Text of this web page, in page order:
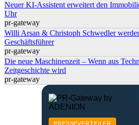
Neuer KI-Assistent erweitert den
Uhr
pr-gateway
Willi Arsan & Christoph Schwedler
Geschäftsführer
pr-gateway
Die neue Maschinenzeit – Wenn aus
Zeitgeschichte wird
pr-gateway
PRESSEVERTEILER